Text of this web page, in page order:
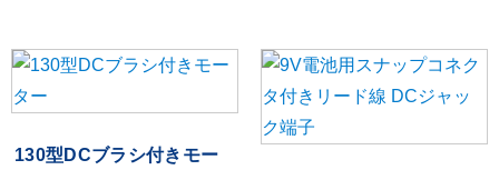
130型DCブラシ付きモー